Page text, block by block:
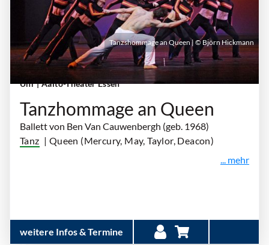
Freitag, 27. November 2026 | 19:30 Uhr - 21:45
Uhr| Aalto-Theater Essen
Tanzhommage an Queen
Ballett von Ben Van Cauwenbergh (geb. 1968)
Tanz | Queen (Mercury, May, Taylor, Deacon)
... mehr
weitere Infos & Termine
Tanzshommage an Queen | © Björn Hickmann